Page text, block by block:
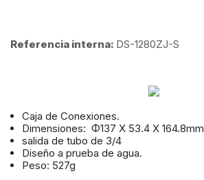
Referencia interna: DS-1280ZJ-S
Caja de Conexiones.
Dimensiones: Φ137 X 53.4 X 164.8mm
salida de tubo de 3/4
Diseño a prueba de agua.
Peso: 527g